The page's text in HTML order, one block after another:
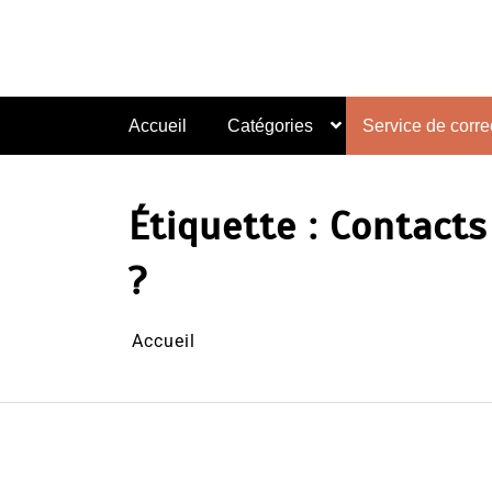
Accueil Catégories Service de
Étiquette :
?
Accueil